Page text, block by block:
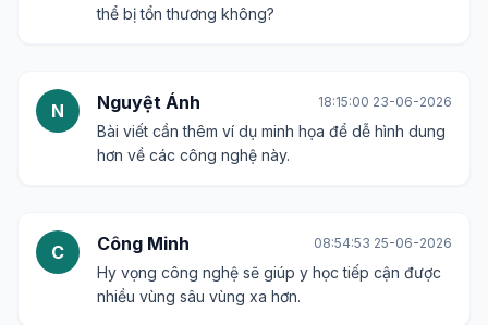
thể bị tổn thương không?
N Nguyệt Ánh 18:15:00 23-06-2026
Bài viết cần thêm ví dụ minh họa để dễ hình dung
hơn về các công nghệ này.
C Công Minh 08:54:53 25-06-2026
Hy vọng công nghệ sẽ giúp y học tiếp cận được
nhiều vùng sâu vùng xa hơn.